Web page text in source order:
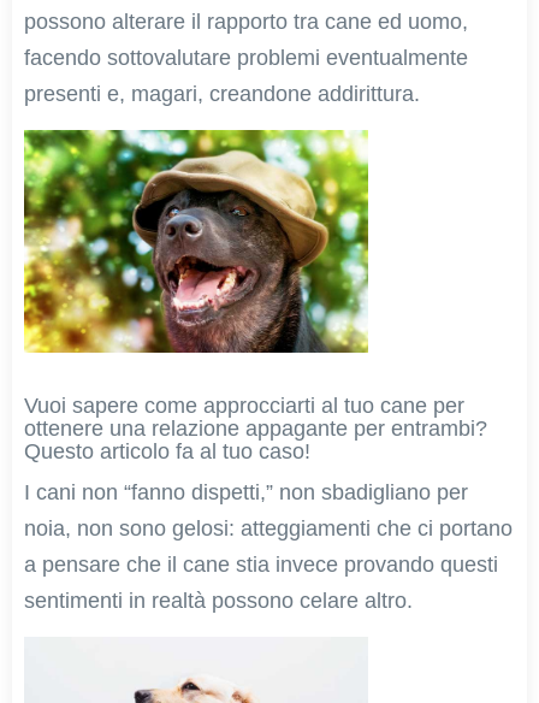
possono alterare il rapporto tra cane ed uomo,
facendo sottovalutare problemi eventualmente
presenti e, magari, creandone addirittura.
Vuoi sapere come approcciarti al tuo cane per
ottenere una relazione appagante per entrambi?
Questo articolo fa al tuo caso!
I cani non “fanno dispetti,” non sbadigliano per
noia, non sono gelosi: atteggiamenti che ci portano
a pensare che il cane stia invece provando questi
sentimenti in realtà possono celare altro.